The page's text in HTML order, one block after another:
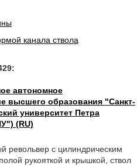
канала ствола
автономное
высшего образования "Санкт-
университет Петра
(RU)
револьвер с цилиндрическим
рукояткой и крышкой, ствол